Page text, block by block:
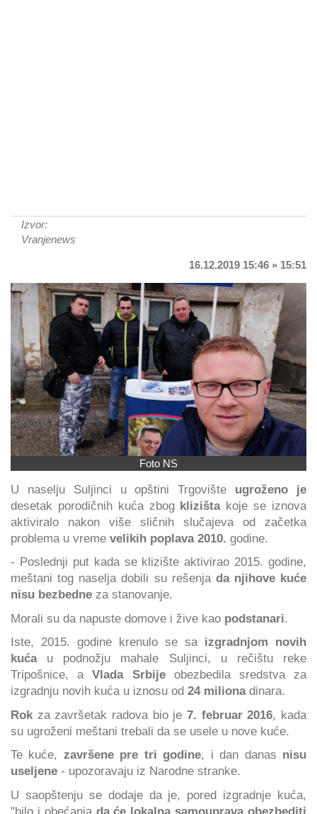
Izvor:
Vranjenews
16.12.2019 15:46 » 15:51
Foto NS
U naselju Suljinci u opštini Trgovište ugroženo je
desetak porodičnih kuća zbog klizišta koje se iznova
aktiviralo nakon više sličnih slučajeva od začetka
problema u vreme velikih poplava 2010. godine.
- Poslednji put kada se klizište aktivirao 2015. godine,
meštani tog naselja dobili su rešenja da njihove kuće
nisu bezbedne za stanovanje.
Morali su da napuste domove i žive kao podstanari.
Iste, 2015. godine krenulo se sa izgradnjom novih
kućau podnožju mahale Suljinci, u rečištu reke
Tripošnice, aVlada Srbijeobezbedila sredstva za
izgradnju novih kuća u iznosu od 24 milionadinara.
Rok za završetak radova bio je 7. februar 2016, kada
su ugroženi meštani trebali da se usele u nove kuće.
Te kuće, završene pre tri godine, i dan danas nisu
useljene - upozoravaju iz Narodne stranke.
U saopštenju se dodaje da je, pored izgradnje kuća,
"bilo i obećanja da će lokalna samouprava obezbediti